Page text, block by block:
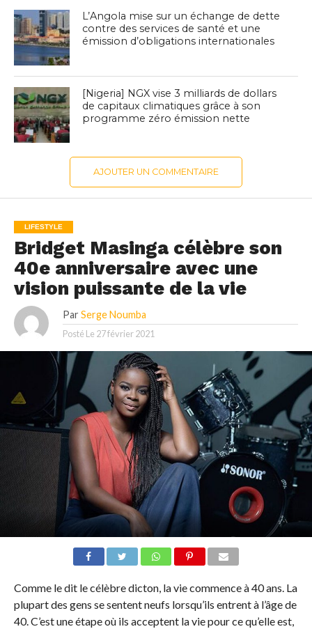
L’Angola mise sur un échange de dette
contre des services de santé et une
émission d’obligations internationales
[Nigeria] NGX vise 3 milliards de dollars
de capitaux climatiques grâce à son
programme zéro émission nette
AJOUTER UN COMMENTAIRE
LIFESTYLE
Bridget Masinga célèbre son
40e anniversaire avec une
vision puissante de la vie
Par Serge Noumba
Posté Le 27 février 2021
Comme le dit le célèbre dicton, la vie commence à 40 ans. La
plupart des gens se sentent neufs lorsqu’ils entrent à l’âge de
40. C’est une étape où ils acceptent la vie pour ce qu’elle est,